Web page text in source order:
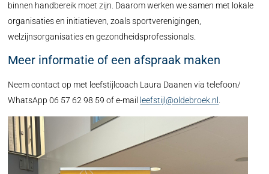
binnen handbereik moet zijn. Daarom werken we samen met lokale
organisaties en initiatieven, zoals sportverenigingen,
welzijnsorganisaties en gezondheidsprofessionals.
Meer informatie of een afspraak maken
Neem contact op met leefstijlcoach Laura Daanen via telefoon/
WhatsApp 06 57 62 98 59 of e-mail
leefstijl@oldebroek.nl